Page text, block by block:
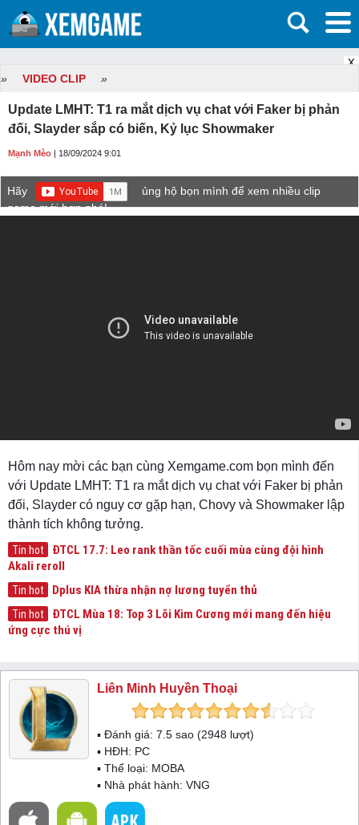
X
» VIDEO CLIP »
Update LMHT: T1 ra mắt dịch vụ chat với Faker bị phản
đối, Slayder sắp có biến, Kỷ lục Showmaker
Mạnh Mèo | 18/09/2024 9:01
Hãy
ủng hộ bọn mình để xem nhiều clip
game mới hơn nhé!
Hôm nay mời các bạn cùng Xemgame.com bọn mình đến
với Update LMHT: T1 ra mắt dịch vụ chat với Faker bị phản
đối, Slayder có nguy cơ gặp hạn, Chovy và Showmaker lập
thành tích không tưởng.
Tin hot
ĐTCL 17.7: Leo rank thần tốc cuối mùa cùng đội hình
Akali reroll
Tin hot Dplus KIA thừa nhận nợ lương tuyển thủ
Tin hot
ĐTCL Mùa 18: Top 3 Lõi Kim Cương mới mang đến hiệu
ứng cực thú vị
Liên Minh Huyền Thoại
▪ Đánh giá: 7.5 sao (2948 lượt)
▪ HĐH: PC
▪ Thể loại: MOBA
▪ Nhà phát hành: VNG